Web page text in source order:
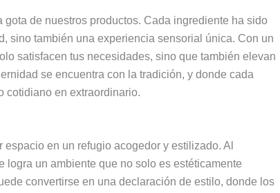
de nuestros productos. Cada ingrediente ha sido
sino también una experiencia sensorial única. Con un
satisfacen tus necesidades, sino que también elevan
se encuentra con la tradición, y donde cada
cotidiano en extraordinario.
en un refugio acogedor y estilizado. Al
un ambiente que no solo es estéticamente
convertirse en una declaración de estilo, donde los